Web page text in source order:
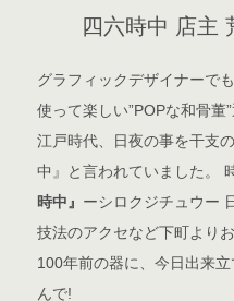
四六時中 店主
グラフィックデザイナーで
使って楽しい”POPな和骨董
江戸時代、日夜の事を干支
中』と言われていました。
時中』 ーシロクジチュウー
技法のアクセなど下町よりお
100年前の器に、今日出来
んで!